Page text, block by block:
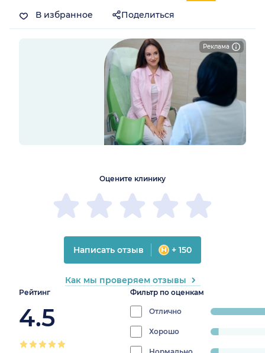
Реклама
В избранное Поделиться
Рейтинг
4.5
Фильтр по оценкам
Отличноprogress:
75.55555555555556%
Хорошо
4.444444444444445%
Оцените клинику
Написать отзыв + 150
Как мы проверяем отзывы